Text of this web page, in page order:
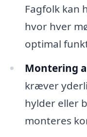
Fagfolk kan
hvor hver
optimal
Montering
kræver
hylder eller
monteres